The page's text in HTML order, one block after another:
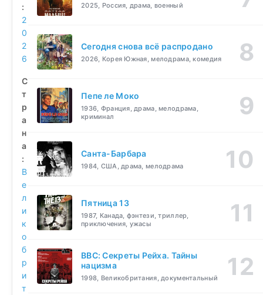
:
2
0
2
6
С
т
р
а
н
а
:
В
е
л
и
к
о
б
р
и
т
2025, Россия, драма, военный
Сегодня снова всё распродано
2026, Корея Южная, мелодрама, комедия
Пепе ле Моко
1936, Франция, драма, мелодрама,
криминал
Санта-Барбара
1984, США, драма, мелодрама
Пятница 13
1987, Канада, фэнтези, триллер,
приключения, ужасы
BBC: Секреты Рейха. Тайны
нацизма
1998, Великобритания, документальный